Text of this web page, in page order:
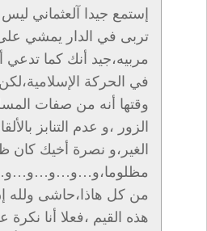
إستمع جيدا آلعثماني
تربى في الدار يمشي
مربيه،جيد أنك كما تدعي
في الحركة
وقتها أنه من صفات
الزور ،و عدم التنابز
الغير،و نصرة أخيك كان
من كل هاذا،حاشى ولله
هذه القيم ،فعلا أنا نكرة